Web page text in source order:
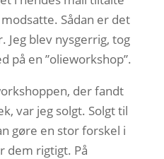
Sådan er det
blev nysgerrig, tog
på en ”olieworkshop”.
der fandt
var jeg solgt. Solgt til
gøre en stor forskel i
dem rigtigt. På